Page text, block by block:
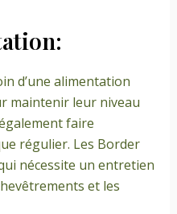
d’une alimentation
maintenir leur niveau
faire
régulier. Les Border
nécessite un entretien
et les